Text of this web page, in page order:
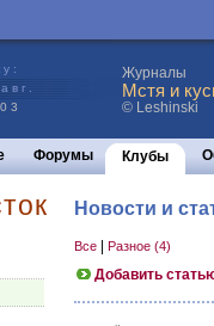
Журналы
Мстя и
© Leshinski
Форумы Клубы
Новости и
Все Разное (4)
Добавить